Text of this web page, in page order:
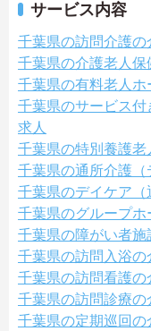
サービス内容
千葉県の訪問介護の
千葉県の介護老人保
千葉県の有料老人ホ
千葉県のサービス
求人
千葉県の特別養護老
千葉県の通所介護（
千葉県のデイケア（
千葉県のグループホ
千葉県の障がい者施
千葉県の訪問入浴の
千葉県の訪問看護の
千葉県の訪問診療の
千葉県の定期巡回の